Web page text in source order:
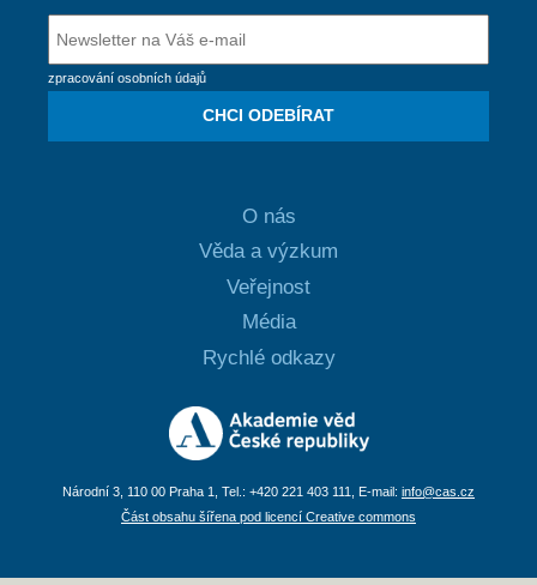
zpracování osobních údajů
CHCI ODEBÍRAT
O nás
Věda a výzkum
Veřejnost
Média
Rychlé odkazy
Národní 3, 110 00 Praha 1, Tel.: +420 221 403 111, E-mail: info@cas.cz
Část obsahu šířena pod licencí Creative commons